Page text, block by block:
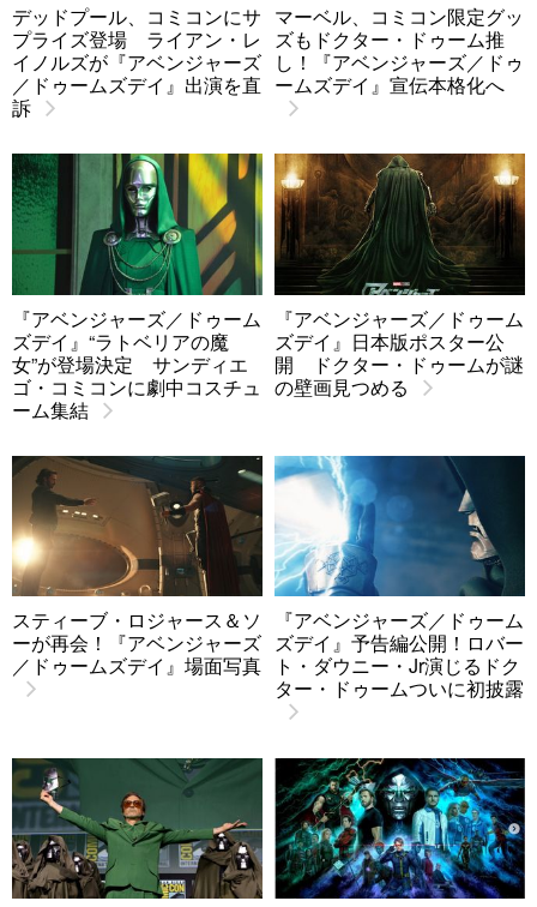
デッドプール、コミコンにサ
プライズ登場 ライアン・レ
イノルズが『アベンジャーズ
／ドゥームズデイ』出演を直
訴
マーベル、コミコン限定グッ
ズもドクター・ドゥーム推
し！『アベンジャーズ／ドゥ
ームズデイ』宣伝本格化へ
『アベンジャーズ／ドゥーム
ズデイ』“ラトベリアの魔
女”が登場決定 サンディエ
ゴ・コミコンに劇中コスチュ
ーム集結
『アベンジャーズ／ドゥーム
ズデイ』日本版ポスター公
開 ドクター・ドゥームが謎
の壁画見つめる
スティーブ・ロジャース＆ソ
ーが再会！『アベンジャーズ
／ドゥームズデイ』場面写真
『アベンジャーズ／ドゥーム
ズデイ』予告編公開！ロバー
ト・ダウニー・Jr演じるドク
ター・ドゥームついに初披露